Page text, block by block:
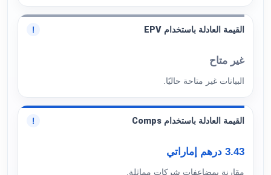
القيمة العادلة باستخدام EPV !
غير متاح
البيانات غير متاحة حاليًا.
القيمة العادلة باستخدام Comps !
3.43 درهم إماراتي
مقارنة بمضاعفات شركات مماثلة.